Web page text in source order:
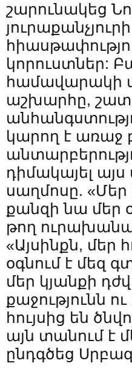
շարունակեց
կորուստներ:
համավարակի
աշխարհը,
կարող է առաջ
դիմակայել
սաղմոսը. «Մեր
քանզի նա մեր
թող
«Այսինքն, մեր
օգնում է մեզ
մեր կյանքի
քաջությունն
հույսից են
այն տանում է
ընդգծեց